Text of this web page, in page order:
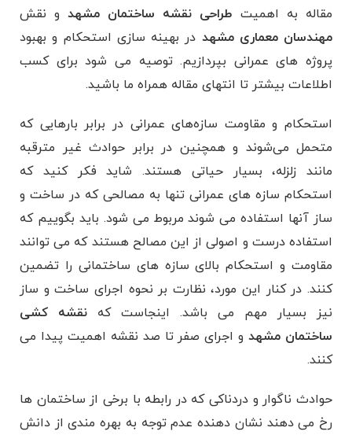
مقاله به اهمیت طراحی نقشه ساختمان مشهد و نقش
مهندسان معماری مشهد در بهینه سازی استحکام و بهبود
پروژه های عمرانی بپردازیم. توصیه می شود برای کسب
اطلاعات بیشتر تا انتهای مقاله همراه ما باشید.
استحکام و مقاومت سازه‌های عمرانی در برابر بارهایی که
متحمل می‌شوند و همچنین در برابر حوادث غیر مترقبه
مانند زلزله، بسیار حیاتی هستند. شاید فکر کنید که
استحکام سازه های عمرانی تنها به مصالحی که در ساخت و
ساز آنها استفاده می شوند مربوط می شود. باید بگوییم که
استفاده درست و اصولی از این مصالح هستند که می توانند
مقاومت و استحکام بالای سازه های ساختمانی را تضمین
کنند. در کنار این مورد، نظارت بر نحوه اجرای ساخت و ساز
نیز بسیار مهم می باشد. اینجاست که نقشه کشی
ساختمان مشهدو اجرای صفر تا صد نقشه اهمیت پیدا می
کنند.
حوادث ناگوار و دردناکی که در رابطه با برخی از ساختمان ها
رخ می دهند نشان دهنده عدم توجه به بهره مندی از دانش